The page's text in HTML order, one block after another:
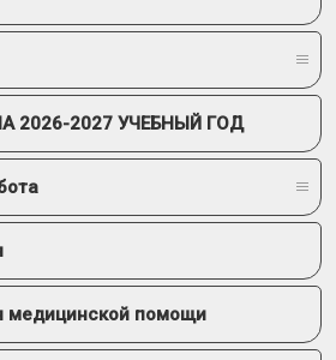
2026-2027 УЧЕБНЫЙ ГОД
медицинской помощи